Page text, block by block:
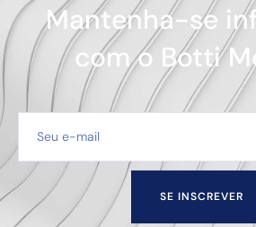
Mantenha-se
com o Botti
SE INSCREVER